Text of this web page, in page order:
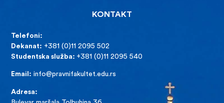
KONTAKT
Telefoni:
Dekanat: +381 (0)11 2095 502
Studentska služba: +381 (0)11 2095 540
Email: info@pravnifakultet.edu.rs
Adresa: